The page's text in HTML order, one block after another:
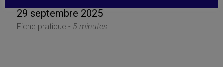
29 septembre 2025
Fiche pratique - 5 minutes